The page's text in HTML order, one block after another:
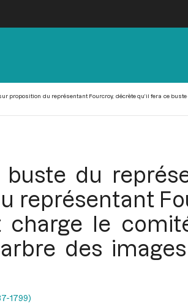
proposition du représentant Fourcroy, décrète qu’il fera ce
du
représentant
le comité
des
1799)